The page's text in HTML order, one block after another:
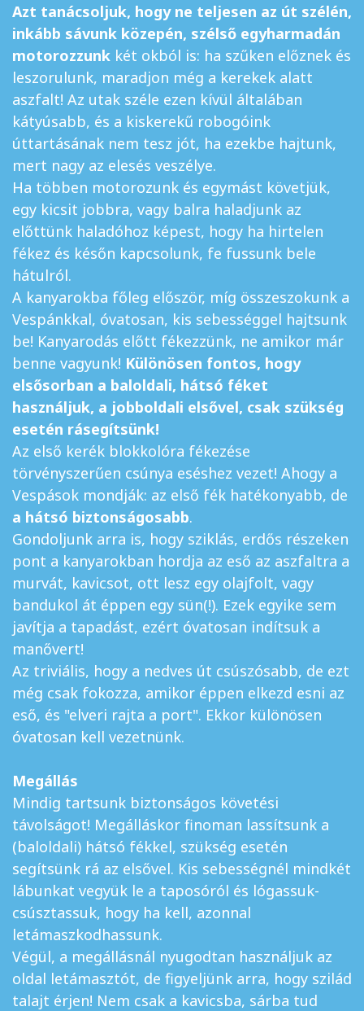
Azt tanácsoljuk, hogy ne teljesen az út szélén,
inkább sávunk közepén, szélső egyharmadán
motorozzunk két okból is: ha szűken előznek és
leszorulunk, maradjon még a kerekek alatt
aszfalt! Az utak széle ezen kívül általában
kátyúsabb, és a kiskerekű robogóink
úttartásának nem tesz jót, ha ezekbe hajtunk,
mert nagy az elesés veszélye.
Ha többen motorozunk és egymást követjük,
egy kicsit jobbra, vagy balra haladjunk az
előttünk haladóhoz képest, hogy ha hirtelen
fékez és későn kapcsolunk, fe fussunk bele
hátulról.
A kanyarokba főleg először, míg összeszokunk a
Vespánkkal, óvatosan, kis sebességgel hajtsunk
be! Kanyarodás előtt fékezzünk, ne amikor már
benne vagyunk! Különösen fontos, hogy
elsősorban a baloldali, hátsó féket
használjuk, a jobboldali elsővel, csak szükség
esetén rásegítsünk!
Az első kerék blokkolóra fékezése
törvényszerűen csúnya eséshez vezet! Ahogy a
Vespások mondják: az első fék hatékonyabb, de
a hátsó biztonságosabb.
Gondoljunk arra is, hogy sziklás, erdős részeken
pont a kanyarokban hordja az eső az aszfaltra a
murvát, kavicsot, ott lesz egy olajfolt, vagy
bandukol át éppen egy sün(!). Ezek egyike sem
javítja a tapadást, ezért óvatosan indítsuk a
manővert!
Az triviális, hogy a nedves út csúszósabb, de ezt
még csak fokozza, amikor éppen elkezd esni az
eső, és "elveri rajta a port". Ekkor különösen
óvatosan kell vezetnünk.
Megállás
Mindig tartsunk biztonságos követési
távolságot! Megálláskor finoman lassítsunk a
(baloldali) hátsó fékkel, szükség esetén
segítsünk rá az elsővel. Kis sebességnél mindkét
lábunkat vegyük le a taposóról és lógassuk-
csúsztassuk, hogy ha kell, azonnal
letámaszkodhassunk.
Végül, a megállásnál nyugodtan használjuk az
oldal letámasztót, de figyeljünk arra, hogy szilád
talajt érjen! Nem csak a kavicsba, sárba tud